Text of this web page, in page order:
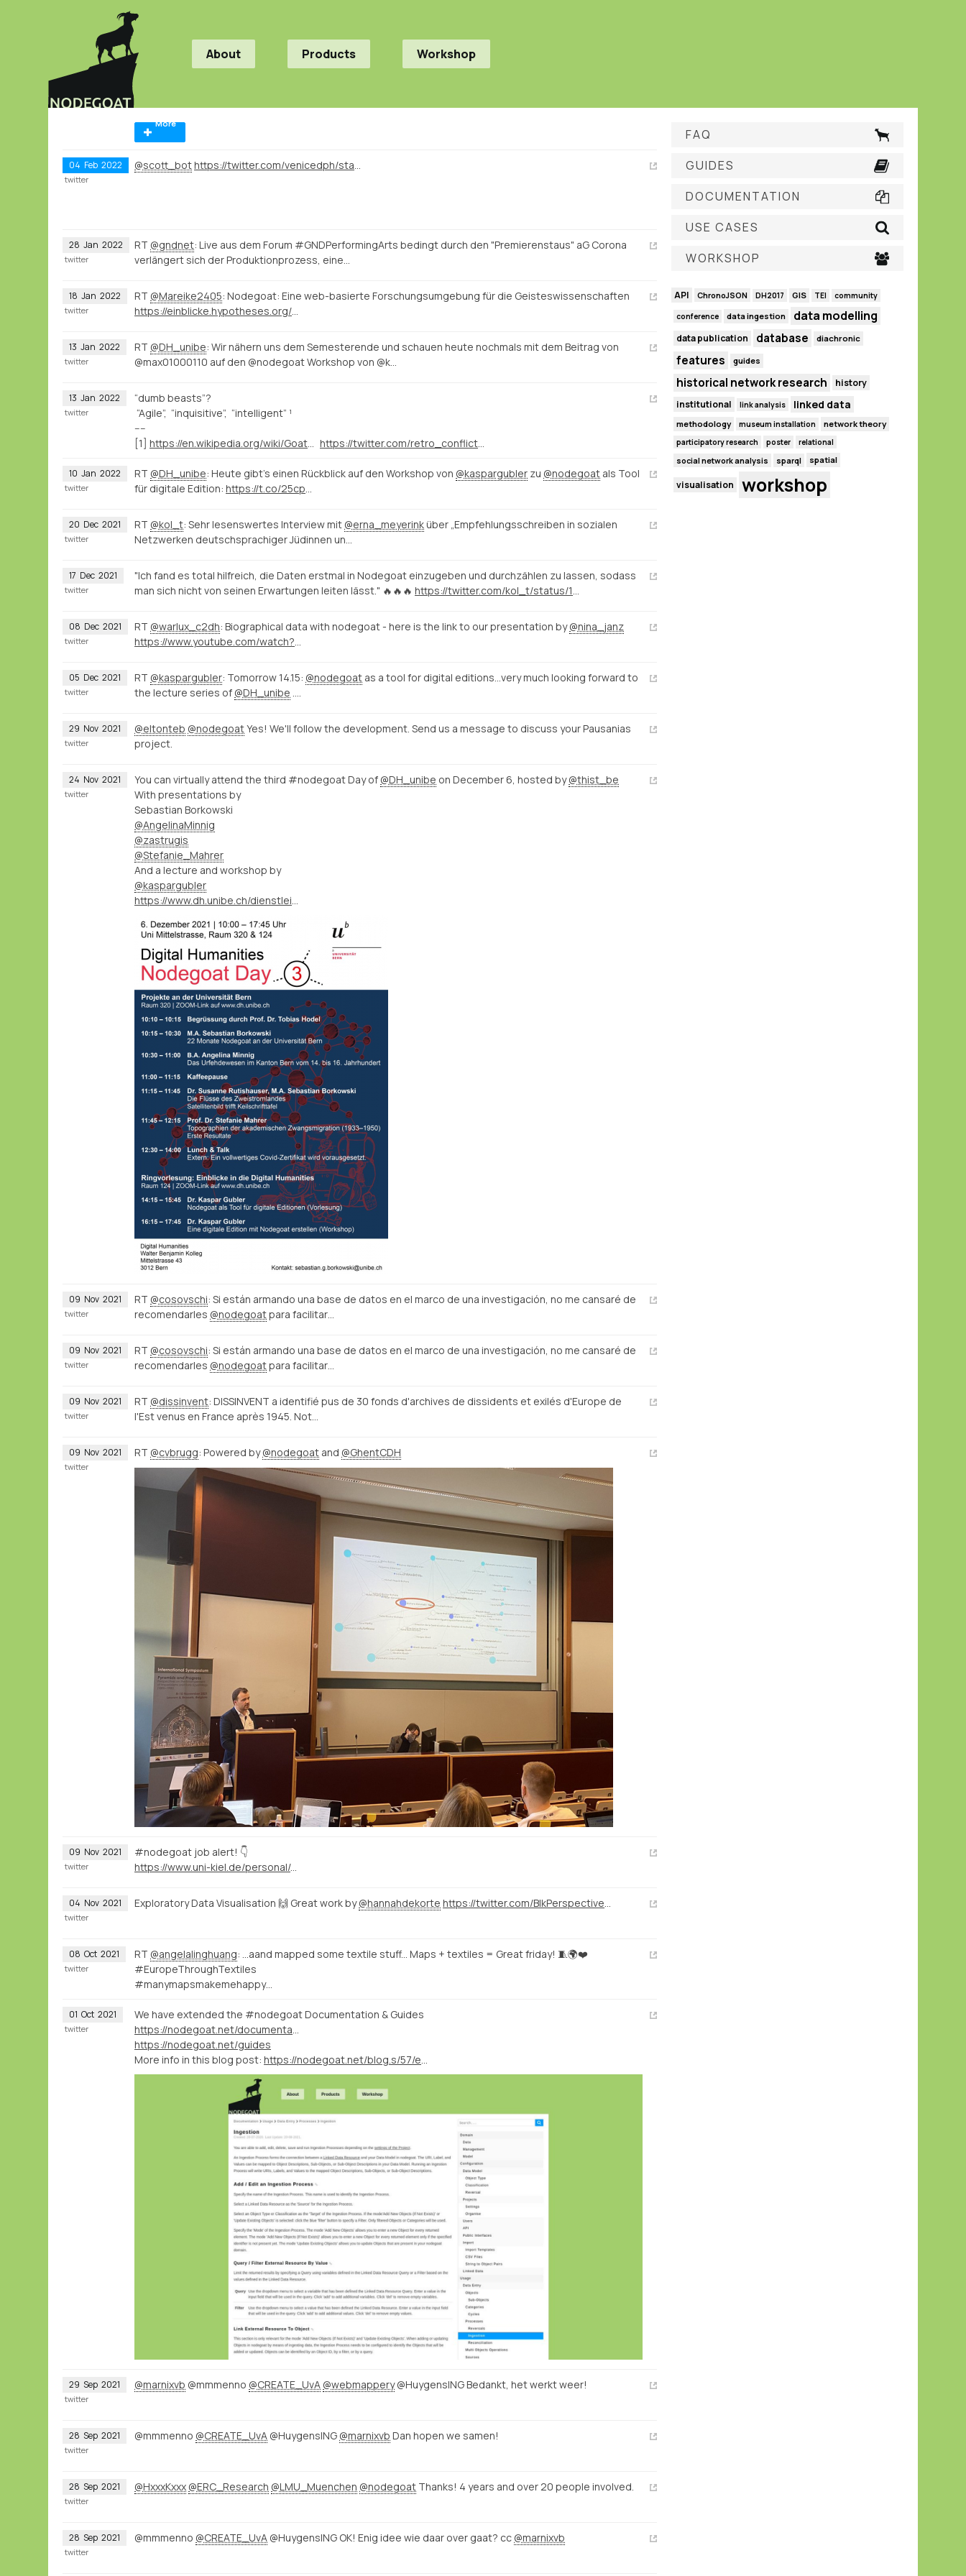
About Products Workshop
More
04 Feb 2022 @scott_bot
twitter
28 Jan 2022 RT @gndnet: Live aus dem Forum #GNDPerformingArts bedingt durch den "Premierenstaus" aG Corona
verlängert sich der Produktionprozess, eine…
twitter
18 Jan 2022 RT @Mareike2405: Nodegoat: Eine web-basierte Forschungsumgebung für die Geisteswissenschaften
twitter
13 Jan 2022 RT @DH_unibe: Wir nähern uns dem Semesterende und schauen heute nochmals mit dem Beitrag von
@max01000110 auf den @nodegoat Workshop von @k…
twitter
13 Jan 2022
“dumb beasts”?
“Agile”, “inquisitive”, “intelligent” ¹
----
[1]
twitter
10 Jan 2022 RT @DH_unibe: Heute gibt’s einen Rückblick auf den Workshop von @kaspargubler zu @nodegoat als Tool
für digitale Edition: https://t.co/25cp
twitter
20 Dec 2021 RT @kol_t: Sehr lesenswertes Interview mit ⁦ @erna_meyerink⁩ über „Empfehlungsschreiben in sozialen
Netzwerken deutschsprachiger Jüdinnen un…
twitter
17 Dec 2021
"Ich fand es total hilfreich, die Daten erstmal in Nodegoat einzugeben und durchzählen zu lassen, sodass
man sich nicht von seinen Erwartungen leiten lässt." 🔥🔥🔥
twitter
08 Dec 2021 RT @warlux_c2dh: Biographical data with nodegoat - here is the link to our presentation by@nina_janz
twitter
05 Dec 2021 RT @kaspargubler: Tomorrow 14.15: @nodegoat as a tool for digital editions...very much looking forward to
the lecture series of @DH_unibe
twitter
29 Nov 2021 @eltonteb @nodegoatYes! We'll follow the development. Send us a message to discuss your Pausanias
project.
twitter
24 Nov 2021 You can virtually attend the third #nodegoat Day of @DH_unibe on December 6, hosted by@thist_be
With presentations by
Sebastian Borkowski
@AngelinaMinnig
@zastrugis
@Stefanie_Mahrer
And a lecture and workshop by
@kaspargubler
twitter
09 Nov 2021 RT @cosovschi: Si están armando una base de datos en el marco de una investigación, no me cansaré de
recomendarles @nodegoatpara facilitar…
twitter
09 Nov 2021 RT @cosovschi: Si están armando una base de datos en el marco de una investigación, no me cansaré de
recomendarles @nodegoatpara facilitar…
twitter
09 Nov 2021 RT @dissinvent: DISSINVENT a identifié pus de 30 fonds d'archives de dissidents et exilés d'Europe de
l'Est venus en France après 1945. Not…
twitter
09 Nov 2021 RT @cvbrugg: Powered by@nodegoat and @GhentCDH
twitter
09 Nov 2021
#nodegoat job alert! 👇
https://www.uni-kiel.de/personal/de/stellen/extern/wiss/wissenschaftliche-r-mitarbeiter-in-am-historischen-seminar-befristet-7
twitter
04 Nov 2021 Exploratory Data Visualisation 🙌 Great work by@hannahdekorte
twitter
08 Oct 2021 RT @angelalinghuang: ...aand mapped some textile stuff... Maps + textiles = Great friday! 🧵🌍❤️
#EuropeThroughTextiles
#manymapsmakemehappy…
twitter
01 Oct 2021
We have extended the #nodegoat Documentation & Guides
https://nodegoat.net/guides
More info in this blog post:
twitter
29 Sep 2021 @marnixvb @mmmenno @CREATE_UvA @webmappery@HuygensING Bedankt, het werkt weer!
twitter
28 Sep 2021 @mmmenno @CREATE_UvA @HuygensING @marnixvb Dan hopen we samen!
twitter
28 Sep 2021 @HxxxKxxx @ERC_Research @LMU_Muenchen @nodegoat Thanks! 4 years and over 20 people involved.
twitter
28 Sep 2021 @mmmenno @CREATE_UvA @HuygensING OK! Enig idee wie daar over gaat? cc @marnixvb
twitter
FAQ
GUIDES
DOCUMENTATION
USE CASES
WORKSHOP
API ChronoJSON DH2017 GIS TEI community
conference data ingestion data modelling
data publication database diachronic
features guides
historical network research
history
institutional
link analysis linked data
methodology museum installation network theory
participatory research poster relational
social network analysis sparql spatial
visualisation workshop